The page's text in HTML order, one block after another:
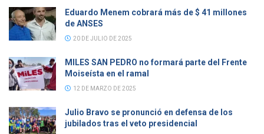
Eduardo Menem cobrará más de $ 41 millones
de ANSES
20 DE JULIO DE 2025
MILES SAN PEDRO no formará parte del Frente
Moiseísta en el ramal
12 DE MARZO DE 2025
Julio Bravo se pronunció en defensa de los
jubilados tras el veto presidencial